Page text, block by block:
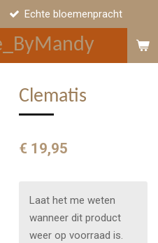
Echte bloemenpracht
Clematis
€ 19,95
Laat het me weten
wanneer dit product
weer op voorraad is.